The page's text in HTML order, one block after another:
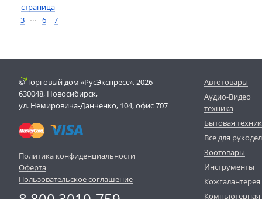
страница
3 … 6 7
© Торговый дом «РусЭкспресс», 2026
630048, Новосибирск,
ул. Немировича-Данченко, 104, офис 707
Политика конфиденциальности
Оферта
Пользовательское соглашение
Автотовары
Аудио-Видео
техника
Бытовая
Все для
Зоотовары
Инструменты
Кожгалантерея
Компьютерная